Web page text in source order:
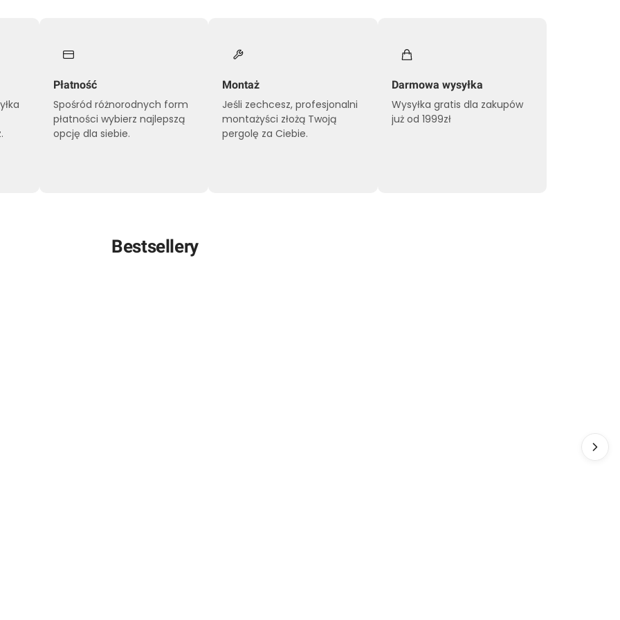
Płatność
Spośród różnorodnych form
płatności wybierz najlepszą
opcję dla siebie.
Montaż
Jeśli zechcesz, profesjonalni
montażyści złożą Twoją
pergolę za Ciebie.
Darmowa wysyłka
Wysyłka gratis dla zakupów
już od 1999zł
Bestsellery